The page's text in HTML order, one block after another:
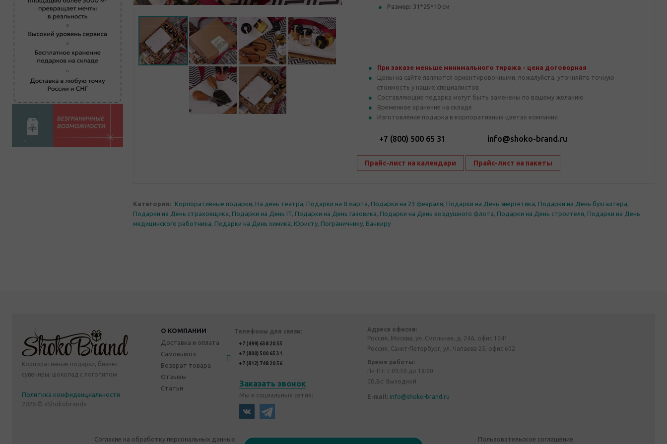
Размер: 31*25*10 см
При заказе меньше минимального тиража - цена договорная
Цены на сайте являются ориентировочными, пожалуйста, уточняйте точную
стоимость у наших специалистов
Составляющие подарка могут быть заменены по вашему желанию
Временное хранение на складе
Изготовление подарка в корпоративных цветах компании
+7 (800) 500 65 31 info@shoko-brand.ru
Прайс-лист на календари Прайс-лист на пакеты
Категории: Корпоративные подарки, На день театра, Подарки на 8 марта, Подарки на 23 февраля, Подарки на День энергетика, Подарки на День бухгалтера,
Подарки на День страховщика, Подарки на День IT, Подарки на День газовика, Подарки на День воздушного флота, Подарки на День строителя, Подарки на День
медицинского работника, Подарки на День химика, Юристу, Пограничнику, Банкиру
Корпоративные подарки, бизнес
сувениры, шоколад с логотипом
Политика конфиденциальности
2026 © «Shokobrand»
О КОМПАНИИ
Доставка и оплата
Самовывоз
Возврат товара
Отзывы
Статьи
Телефоны для связи:
+7 (499) 638 20 55
+7 (800) 500 65 31
+7 (812) 748 20 56
Заказать звонок
Мы в социальных сетях:
Адреса офисов:
Россия, Москва, ул. Смольная, д. 24А, офис 1241
Россия, Санкт-Петербург, ул. Чапаева 25, офис 602
Время работы:
Пн-Пт: с 09:30 до 18:00
Сб,Вс: Выходной
E-mail: info@shoko-brand.ru
Согласие на обработку персональных данных Политика конфиденциальности Пользовательское соглашение